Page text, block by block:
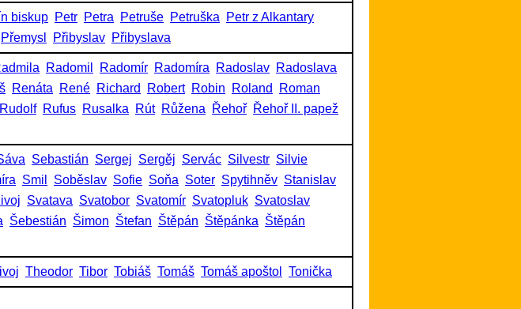
biskup Petr Petra Petruše Petruška
Petr z Alkantary
Přemysl Přibyslav Přibyslava
Radomil Radomír Radomíra Radoslav Radoslava
Renáta René Richard Robert Robin Roland
Roman
Rudolf Rufus Rusalka Rút Růžena Řehoř Řehoř II. papež
Sebastián Sergej Sergěj Servác Silvestr Silvie
Smil Soběslav Sofie Soňa Soter Spytihněv Stanislav
Svatava Svatobor Svatomír Svatopluk Svatoslav
Šebestián Šimon Štefan Štěpán Štěpánka Štěpán
Theodor Tibor Tobiáš Tomáš Tomáš apoštol Tonička